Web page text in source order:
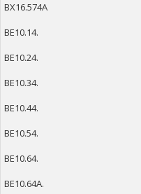
ВХ16.574А
ВЕ10.14.
ВЕ10.24.
ВЕ10.34.
ВЕ10.44.
ВЕ10.54.
ВЕ10.64.
ВЕ10.64А.